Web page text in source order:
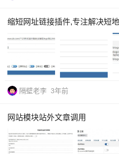
缩短网址链接插件,专注解决短
隔壁老李 3年前
网站模块站外文章调用